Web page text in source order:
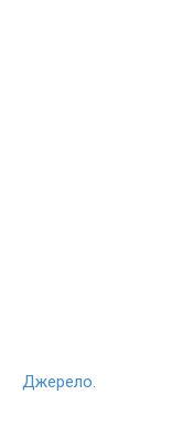
Джерело.